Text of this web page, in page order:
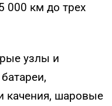
000 км до трех
узлы и
качения, шаровые